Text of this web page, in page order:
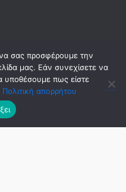
ΠΑΡΑΣΚΕΥΗΣ
απόThemeIsle
σας προσφέρουμε την
μας. Εάν συνεχίσετε να
υποθέσουμε πως είστε
Πολιτική απορρήτου